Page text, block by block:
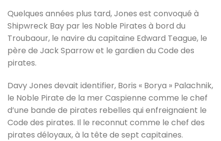
Quelques années plus tard, Jones est convoqué à
Shipwreck Bay par les Noble Pirates à bord du
Troubaour, le navire du capitaine Edward Teague, le
père de Jack Sparrow et le gardien du Code des
pirates.
Davy Jones devait identifier, Boris « Borya » Palachnik,
le Noble Pirate de la mer Caspienne comme le chef
d’une bande de pirates rebelles qui enfreignaient le
Code des pirates. Il le reconnut comme le chef des
pirates déloyaux, à la tête de sept capitaines.